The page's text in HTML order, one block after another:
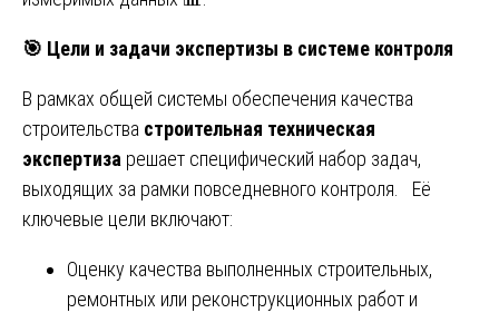
🎯 Цели и задачи экспертизы в системе контроля
В рамках общей системы обеспечения качества
строительства строительная техническая
экспертиза решает специфический набор задач,
выходящих за рамки повседневного контроля. Её
ключевые цели включают:
Оценку качества выполненных строительных,
ремонтных или реконструкционных работ и